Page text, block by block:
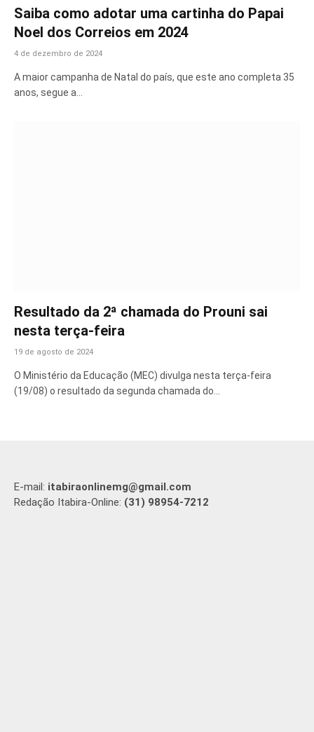
Saiba como adotar uma cartinha do Papai
Noel dos Correios em 2024
4 de dezembro de 2024
A maior campanha de Natal do país, que este ano completa 35
anos, segue a…
Resultado da 2ª chamada do Prouni sai
nesta terça-feira
19 de agosto de 2024
O Ministério da Educação (MEC) divulga nesta terça-feira
(19/08) o resultado da segunda chamada do…
E-mail: itabiraonlinemg@gmail.com
Redação Itabira-Online: (31) 98954-7212